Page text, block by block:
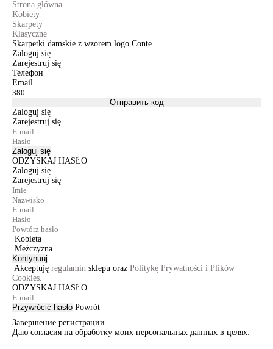
Strona główna
Kobiety
Skarpety
Klasyczne
Skarpetki damskie z wzorem logo Conte
Zaloguj się
Zarejestruj się
Телефон
Email
Отправить код
Zaloguj się
Zarejestruj się
Zaloguj się
ODZYSKAJ HASŁO
Zaloguj się
Zarejestruj się
Kobieta
Mężczyzna
Kontynuuj
Akceptuję regulamin sklepu oraz Politykę Prywatności i Plików
Cookies.
ODZYSKAJ HASŁO
Przywrócić hasło Powrót
Завершение регистрации
Даю согласия на обработку моих персональных данных в целях: